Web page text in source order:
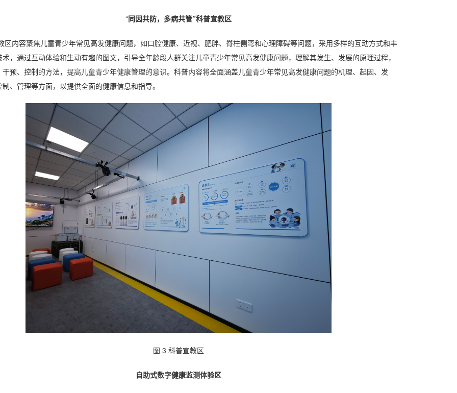
“同因共防，多病共管”科普宣教区
区内容聚焦儿童青少年常见高发健康问题，如口腔健康、近视、肥胖、脊柱侧弯和心理障碍等问题，采用多样的互动方式和丰
，通过互动体验和生动有趣的图文，引导全年龄段人群关注儿童青少年常见高发健康问题，理解其发生、发展的原理过程，
预、控制的方法，提高儿童青少年健康管理的意识。科普内容将全面涵盖儿童青少年常见高发健康问题的机理、起因、发
、管理等方面，以提供全面的健康信息和指导。
图 3 科普宣教区
自助式数字健康监测体验区